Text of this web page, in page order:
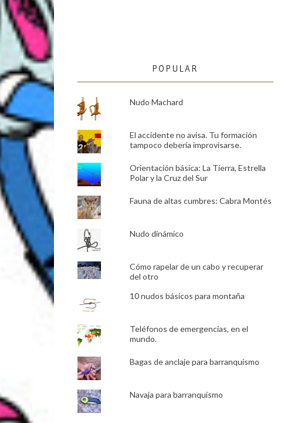
POPULAR
Nudo Machard
El accidente no avisa. Tu formación
tampoco debería improvisarse.
Orientación básica: La Tierra, Estrella
Polar y la Cruz del Sur
Fauna de altas cumbres: Cabra Montés
Nudo dinámico
Cómo rapelar de un cabo y recuperar
del otro
10 nudos básicos para montaña
Teléfonos de emergencias, en el
mundo.
Bagas de anclaje para barranquismo
Navaja para barranquismo